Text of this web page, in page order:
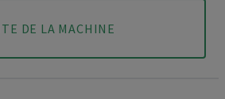
DE LA MACHINE